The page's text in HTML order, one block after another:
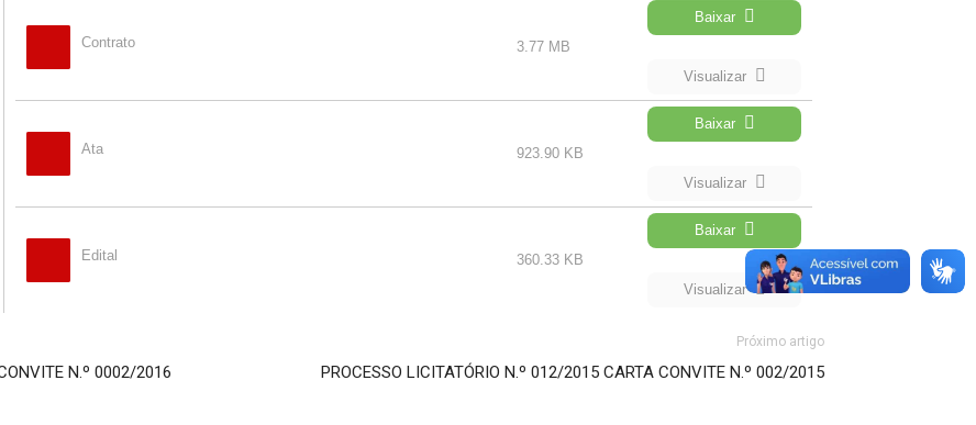
Contrato 3.77 MB
Baixar
Visualizar
Ata 923.90 KB
Baixar
Visualizar
Edital 360.33 KB
Baixar
Visualizar
N.º 0002/2016
Próximo artigo
PROCESSO LICITATÓRIO N.º 012/2015 CARTA CONVITE N.º 002/2015